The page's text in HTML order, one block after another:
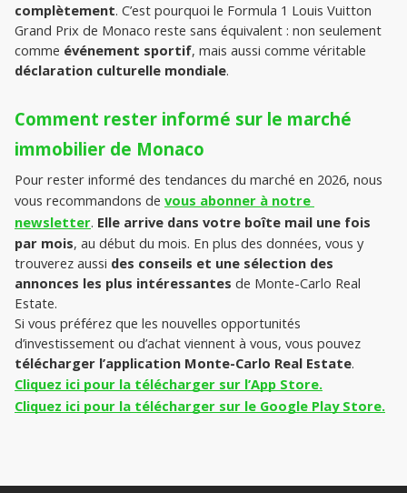
complètement. C’est pourquoi le Formula 1 Louis Vuitton
Grand Prix de Monaco reste sans équivalent : non seulement
comme événement sportif
déclaration culturelle mondiale.
Comment rester informé sur le marché
immobilier de Monaco
Pour rester informé des tendances du marché en 2026, nous
vous recommandons de vous abonner à notre
newsletter. Elle arrive dans votre boîte mail une fois
par mois, au début du mois. En plus des données, vous y
trouverez aussi des conseils et une sélection des
annonces les plus intéressantes de Monte-Carlo Real
Estate.
Si vous préférez que les nouvelles opportunités
télécharger l’application Monte-Carlo Real Estate.
Cliquez ici pour la télécharger sur l’App Store.
Cliquez ici pour la télécharger sur le Google Play Store.